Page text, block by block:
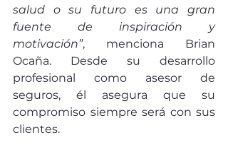
salud o su futuro es una gran
fuente de inspiración y
motivación”, menciona Brian
Ocaña. Desde su desarrollo
profesional como asesor de
seguros, él asegura que su
compromiso siempre será con sus
clientes.